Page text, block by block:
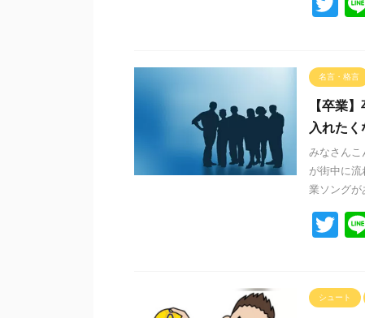
er
名言・格言
【卒業
入れたく
みなさん
が街中に
業ソングが
T
er
シュート